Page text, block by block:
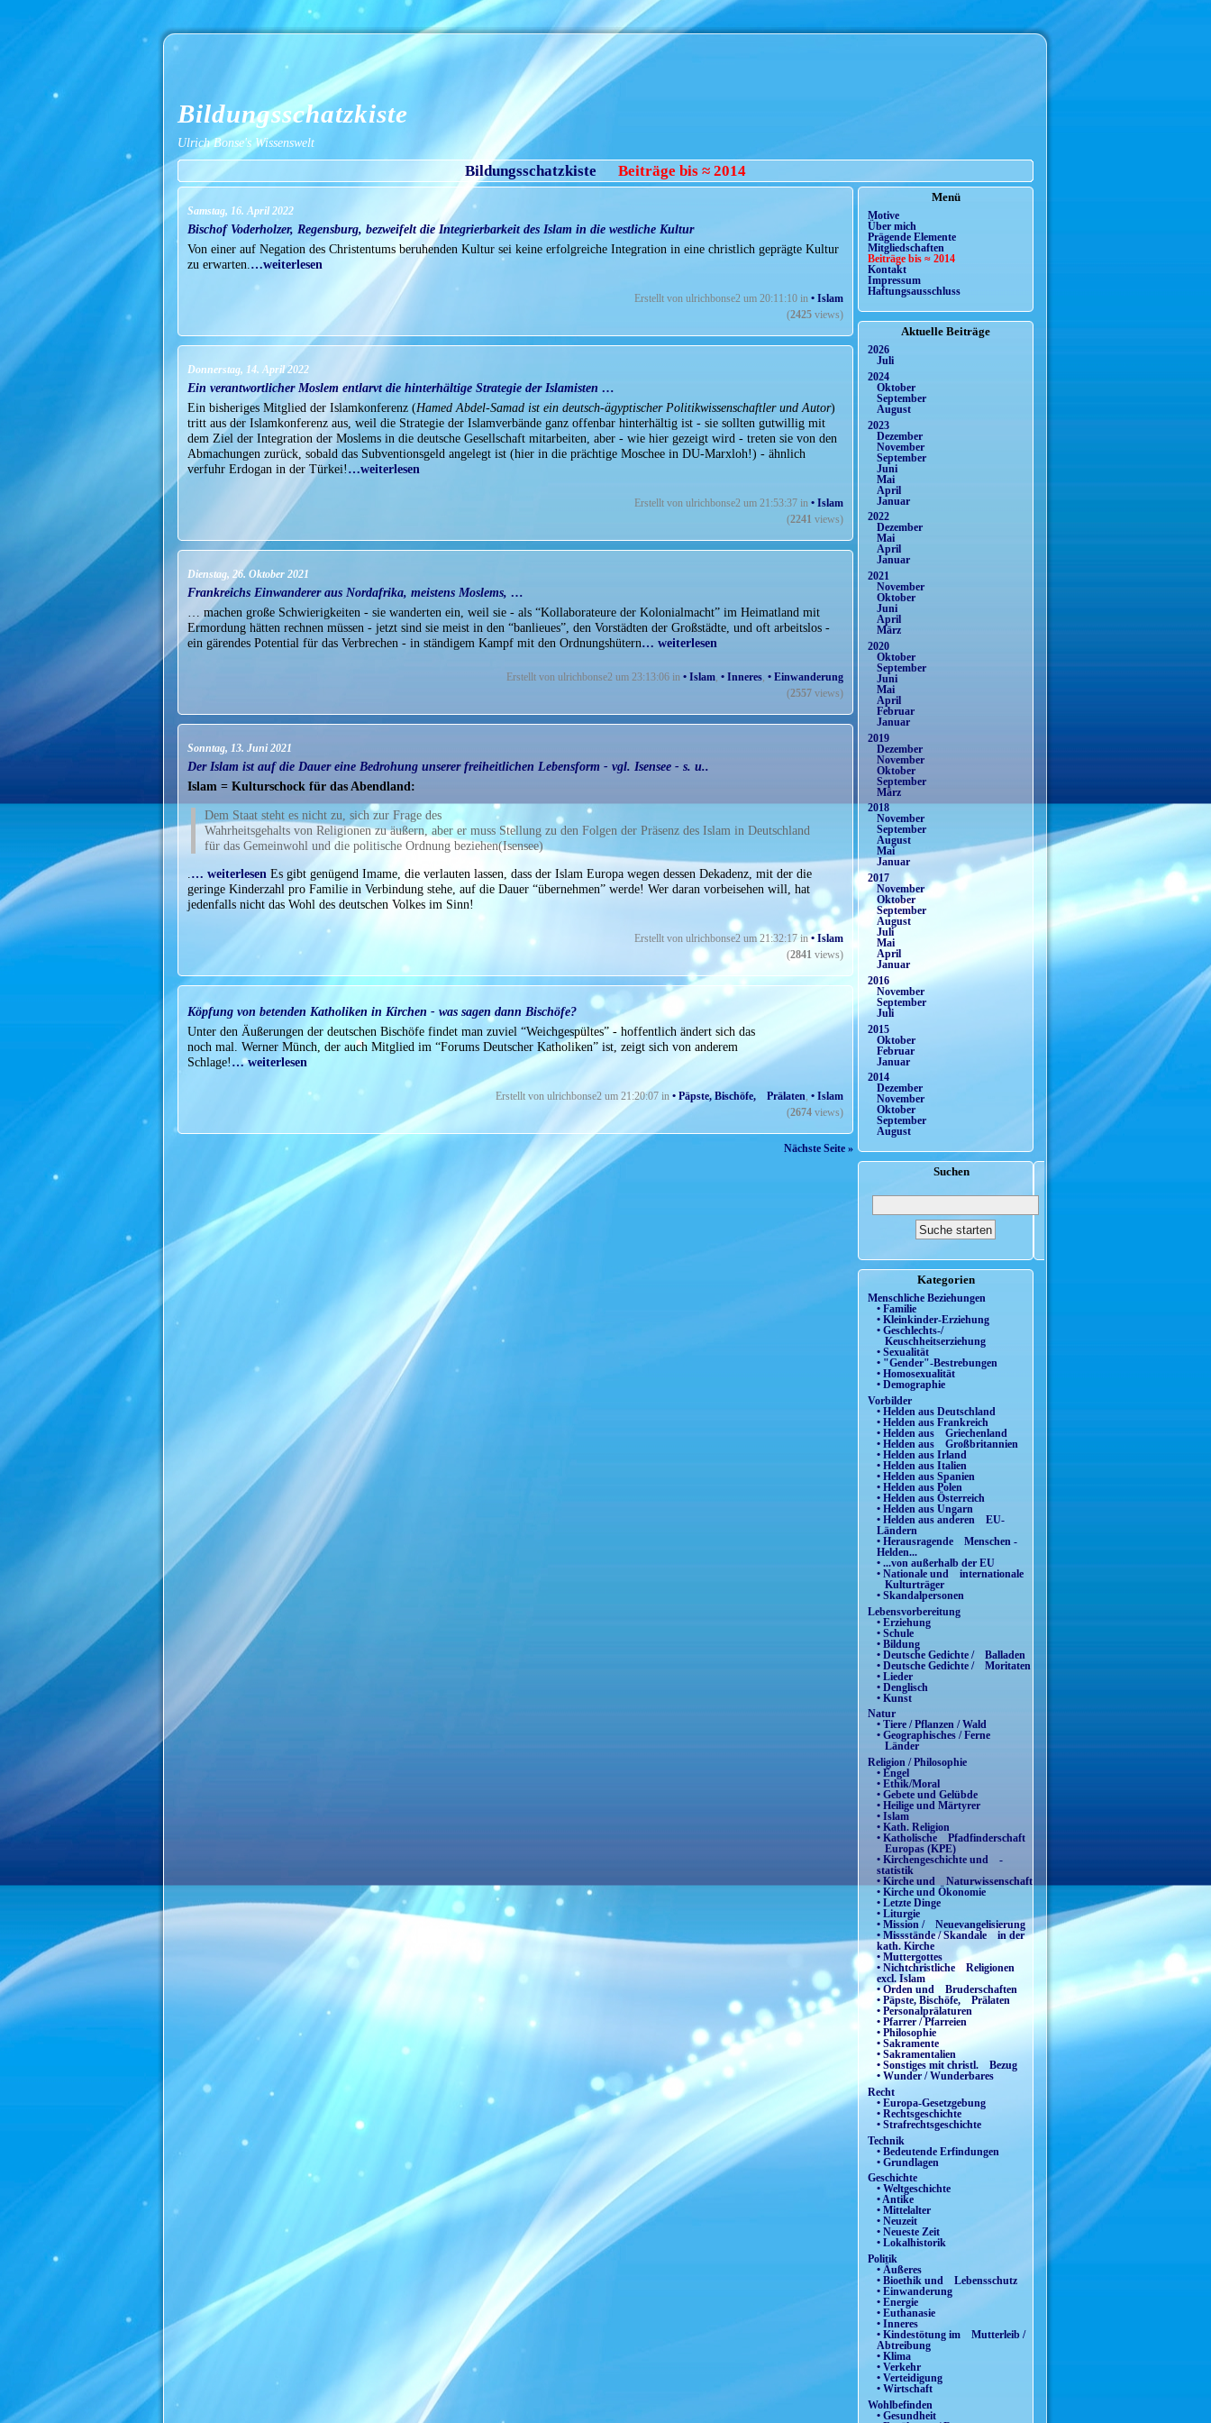
Bildungsschatzkiste
Ulrich Bonse's Wissenswelt
Bildungsschatzkiste Beiträge bis ≈ 2014
Samstag, 16. April 2022
Bischof Voderholzer, Regensburg, bezweifelt die Integrierbarkeit des Islam in die westliche Kultur
Von einer auf Negation des Christentums beruhenden Kultur sei keine erfolgreiche Integration in eine christlich geprägte Kultur
zu erwarten. …weiterlesen
Erstellt von ulrichbonse2 um 20:11:10 in • Islam
(2425 views)
Donnerstag, 14. April 2022
Ein verantwortlicher Moslem entlarvt die hinterhältige Strategie der Islamisten …
Ein bisheriges Mitglied der Islamkonferenz (Hamed Abdel-Samad ist ein deutsch-ägyptischer Politikwissenschaftler und Autor)
tritt aus der Islamkonferenz aus, weil die Strategie der Islamverbände ganz offenbar hinterhältig ist - sie sollten gutwillig mit
dem Ziel der Integration der Moslems in die deutsche Gesellschaft mitarbeiten, aber - wie hier gezeigt wird - treten sie von den
Abmachungen zurück, sobald das Subventionsgeld angelegt ist (hier in die prächtige Moschee in DU-Marxloh!) - ähnlich
verfuhr Erdogan in der Türkei!…weiterlesen
Erstellt von ulrichbonse2 um 21:53:37 in • Islam
(2241 views)
Dienstag, 26. Oktober 2021
Frankreichs Einwanderer aus Nordafrika, meistens Moslems, …
… machen große Schwierigkeiten - sie wanderten ein, weil sie - als “Kollaborateure der Kolonialmacht” im Heimatland mit
Ermordung hätten rechnen müssen - jetzt sind sie meist in den “banlieues”, den Vorstädten der Großstädte, und oft arbeitslos -
ein gärendes Potential für das Verbrechen - in ständigem Kampf mit den Ordnungshütern… weiterlesen
Erstellt von ulrichbonse2 um 23:13:06 in • Islam • Inneres • Einwanderung
(2557 views)
Sonntag, 13. Juni 2021
Der Islam ist auf die Dauer eine Bedrohung unserer freiheitlichen Lebensform - vgl. Isensee - s. u..
Islam = Kulturschock für das Abendland:
Dem Staat steht es nicht zu, sich zur Frage des
Wahrheitsgehalts von Religionen zu äußern, aber er muss Stellung zu den Folgen der Präsenz des Islam in Deutschland
für das Gemeinwohl und die politische Ordnung beziehen(Isensee)
… weiterlesen Es gibt genügend Imame, die verlauten lassen, dass der Islam Europa wegen dessen Dekadenz, mit der die
geringe Kinderzahl pro Familie in Verbindung stehe, auf die Dauer “übernehmen” werde! Wer daran vorbeisehen will, hat
jedenfalls nicht das Wohl des deutschen Volkes im Sinn!
Erstellt von ulrichbonse2 um 21:32:17 in• Islam
(2841 views)
Köpfung von betenden Katholiken in Kirchen - was sagen dann Bischöfe?
Unter den Äußerungen der deutschen Bischöfe findet man zuviel “Weichgespültes” - hoffentlich ändert sich das
noch mal. Werner Münch, der auch Mitglied im “Forums Deutscher Katholiken” ist, zeigt sich von anderem
Schlage!… weiterlesen
Erstellt von ulrichbonse2 um 21:20:07 in • Päpste, Bischöfe, Prälaten • Islam
(2674 views)
Nächste Seite »
Menü
Motive
Über mich
Prägende Elemente
Mitgliedschaften
Beiträge bis ≈ 2014
Kontakt
Impressum
Haftungsausschluss
Aktuelle Beiträge
2026
Juli
2024
Oktober
September
August
2023
Dezember
November
September
Juni
Mai
April
Januar
2022
Dezember
Mai
April
Januar
2021
November
Oktober
Juni
April
März
2020
Oktober
September
Juni
Mai
April
Februar
Januar
2019
Dezember
November
Oktober
September
März
2018
November
September
August
Mai
Januar
2017
November
Oktober
September
August
Juli
Mai
April
Januar
2016
November
September
Juli
2015
Oktober
Februar
Januar
2014
Dezember
November
Oktober
September
August
Suchen
Kategorien
Menschliche Beziehungen
• Familie
• Kleinkinder-Erziehung
• Geschlechts-/
Keuschheitserziehung
• Sexualität
• "Gender"-Bestrebungen
• Homosexualität
• Demographie
Vorbilder
• Helden aus Deutschland
• Helden aus Frankreich
• Helden aus Griechenland
• Helden aus Großbritannien
• Helden aus Irland
• Helden aus Italien
• Helden aus Spanien
• Helden aus Polen
• Helden aus Österreich
• Helden aus Ungarn
• Helden aus anderen EU-
Ländern
• Herausragende Menschen -
Helden...
• ...von außerhalb der EU
• Nationale und internationale
Kulturträger
• Skandalpersonen
Lebensvorbereitung
• Erziehung
• Schule
• Bildung
• Deutsche Gedichte / Balladen
• Deutsche Gedichte / Moritaten
• Lieder
• Denglisch
• Kunst
Natur
• Tiere / Pflanzen / Wald
• Geographisches / Ferne
Länder
Religion / Philosophie
• Engel
• Ethik/Moral
• Gebete und Gelübde
• Heilige und Märtyrer
• Islam
• Kath. Religion
• Katholische Pfadfinderschaft
Europas (KPE)
• Kirchengeschichte und -
statistik
• Kirche und Naturwissenschaft
• Kirche und Ökonomie
• Letzte Dinge
• Liturgie
• Mission / Neuevangelisierung
• Missstände / Skandale in der
kath. Kirche
• Muttergottes
• Nichtchristliche Religionen
excl. Islam
• Orden und Bruderschaften
• Päpste, Bischöfe, Prälaten
• Personalprälaturen
• Pfarrer / Pfarreien
• Philosophie
• Sakramente
• Sakramentalien
• Sonstiges mit christl. Bezug
• Wunder / Wunderbares
Recht
• Europa-Gesetzgebung
• Rechtsgeschichte
• Strafrechtsgeschichte
Technik
• Bedeutende Erfindungen
• Grundlagen
Geschichte
• Weltgeschichte
• Antike
• Mittelalter
• Neuzeit
• Neueste Zeit
• Lokalhistorik
Politik
• Äußeres
• Bioethik und Lebensschutz
• Einwanderung
• Energie
• Euthanasie
• Inneres
• Kindestötung im Mutterleib /
Abtreibung
• Klima
• Verkehr
• Verteidigung
• Wirtschaft
Wohlbefinden
• Gesundheit